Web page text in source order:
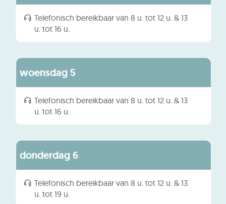
hiervoor hierna
Telefonisch bereikbaar van 8 u. tot 12 u. & 13
u. tot 16 u.
woensdag 5
augustus
Telefonisch bereikbaar van 8 u. tot 12 u. & 13
u. tot 16 u.
donderdag 6
augustus
Telefonisch bereikbaar van 8 u. tot 12 u. & 13
u. tot 19 u.